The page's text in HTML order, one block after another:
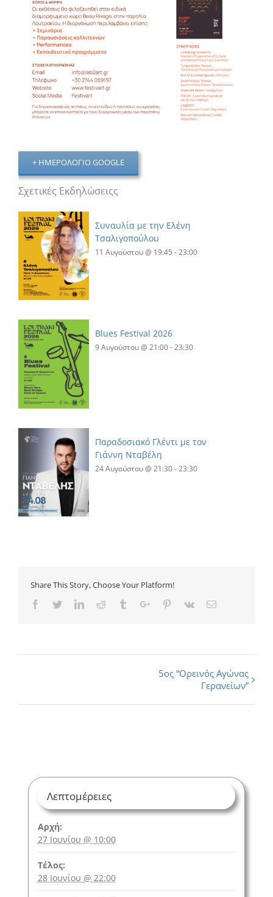
+ ΗΜΕΡΟΛΌΓΙΟ GOOGLE
Σχετικές Εκδηλώσειςς
Συναυλία με την Ελένη
Τσαλιγοπούλου
11 Αυγούστου @ 19:45 -23:00
Blues Festival 2026
9 Αυγούστου @ 21:00-23:30
Παραδοσιακό Γλέντι με τον
Γιάννη Νταβέλη
24 Αυγούστου @ 21:30-23:30
Share This Story, Choose Your Platform!
Facebook
TwitterLinkedinReddit TumblrGoogle+Pinterest
Vk Email
5ος “Ορεινός Αγώνας
Γερανείων”
Λεπτομέρειες
Αρχή:
27 Ιουνίου @ 10:00
Τέλος:
28 Ιουνίου @ 22:00